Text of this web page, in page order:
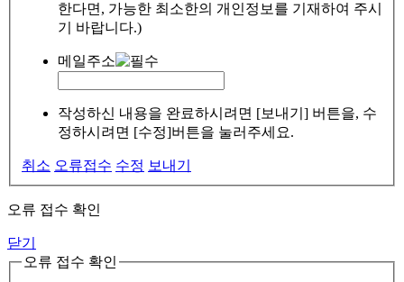
한다면, 가능한 최소한의 개인정보를 기재하여 주시
기 바랍니다.)
메일주소
작성하신 내용을 완료하시려면 [보내기] 버튼을, 수
정하시려면 [수정]버튼을 눌러주세요.
취소 오류접수 수정 보내기
오류 접수 확인
닫기
오류 접수 확인